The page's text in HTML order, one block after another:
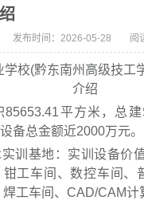
发布时间：2026-05-28 阅
学校(黔东南州高级技工
介绍
85653.41平方米，总
备总金额近2000万元。
训基地：实训设备价
工车间、数控车间、
工车间、CAD/CAM计